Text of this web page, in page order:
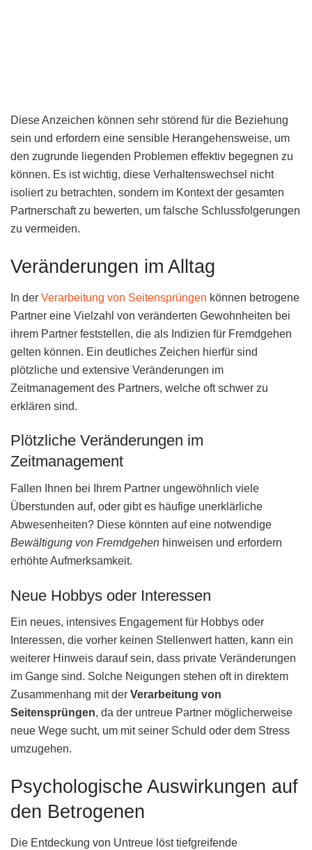
Diese Anzeichen können sehr störend für die Beziehung
sein und erfordern eine sensible Herangehensweise, um
den zugrunde liegenden Problemen effektiv begegnen zu
können. Es ist wichtig, diese Verhaltenswechsel nicht
isoliert zu betrachten, sondern im Kontext der gesamten
Partnerschaft zu bewerten, um falsche Schlussfolgerungen
zu vermeiden.
Veränderungen im Alltag
In der Verarbeitung von Seitensprüngen können betrogene
Partner eine Vielzahl von veränderten Gewohnheiten bei
ihrem Partner feststellen, die als Indizien für Fremdgehen
gelten können. Ein deutliches Zeichen hierfür sind
plötzliche und extensive Veränderungen im
Zeitmanagement des Partners, welche oft schwer zu
erklären sind.
Plötzliche Veränderungen im
Zeitmanagement
Fallen Ihnen bei Ihrem Partner ungewöhnlich viele
Überstunden auf, oder gibt es häufige unerklärliche
Abwesenheiten? Diese könnten auf eine notwendige
Bewältigung von Fremdgehen hinweisen und erfordern
erhöhte Aufmerksamkeit.
Neue Hobbys oder Interessen
Ein neues, intensives Engagement für Hobbys oder
Interessen, die vorher keinen Stellenwert hatten, kann ein
weiterer Hinweis darauf sein, dass private Veränderungen
im Gange sind. Solche Neigungen stehen oft in direktem
Zusammenhang mit der Verarbeitung von
Seitensprüngen, da der untreue Partner möglicherweise
neue Wege sucht, um mit seiner Schuld oder dem Stress
umzugehen.
Psychologische Auswirkungen auf
den Betrogenen
Die Entdeckung von Untreue löst tiefgreifende